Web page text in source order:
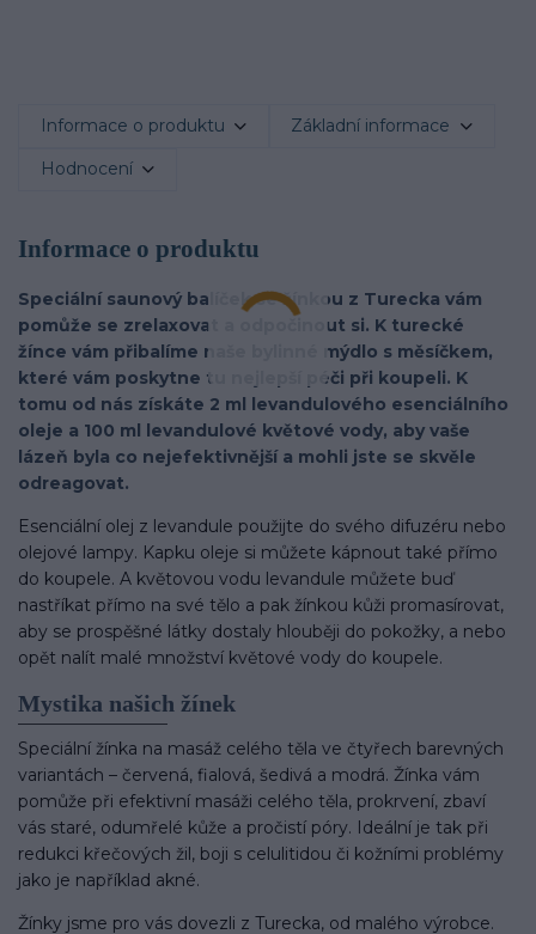
Informace o produktu Základní informace
Hodnocení
Informace o produktu
Speciální saunový balíček se žínkou z Turecka vám
pomůže se zrelaxovat a odpočinout si. K turecké
žínce vám přibalíme naše bylinné mýdlo s měsíčkem,
které vám poskytne tu nejlepší péči při koupeli. K
tomu od nás získáte 2 ml levandulového esenciálního
oleje a 100 ml levandulové květové vody, aby vaše
lázeň byla co nejefektivnější a mohli jste se skvěle
odreagovat.
Esenciální olej z levandule použijte do svého difuzéru nebo
olejové lampy. Kapku oleje si můžete kápnout také přímo
do koupele. A květovou vodu levandule můžete buď
nastříkat přímo na své tělo a pak žínkou kůži promasírovat,
aby se prospěšné látky dostaly hlouběji do pokožky, a nebo
opět nalít malé množství květové vody do koupele.
Mystika našich žínek
Speciální žínka na masáž celého těla ve čtyřech barevných
variantách – červená, fialová, šedivá a modrá. Žínka vám
pomůže při efektivní masáži celého těla, prokrvení, zbaví
vás staré, odumřelé kůže a pročistí póry. Ideální je tak při
redukci křečových žil, boji s celulitidou či kožními problémy
jako je například akné.
Žínky jsme pro vás dovezli z Turecka, od malého výrobce.